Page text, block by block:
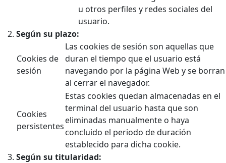
u otros perfiles y redes sociales del
usuario.
Según su plazo:
Cookies de
sesión
Las cookies de sesión son aquellas que
duran el tiempo que el usuario está
navegando por la página Web y se borran
al cerrar el navegador.
Cookies
persistentes
Estas cookies quedan almacenadas en el
terminal del usuario hasta que son
eliminadas manualmente o haya
concluido el periodo de duración
establecido para dicha cookie.
Según su titularidad: